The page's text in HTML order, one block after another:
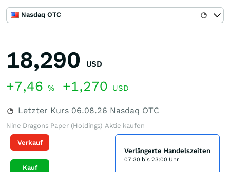
Nasdaq OTC
18,290 USD
+7,46 % +1,270 USD
Letzter Kurs 06.08.26 Nasdaq OTC
Nine Dragons Paper (Holdings) Aktie kaufen
Verkauf
Kauf
Verlängerte Handelszeiten
07:30 bis 23:00 Uhr